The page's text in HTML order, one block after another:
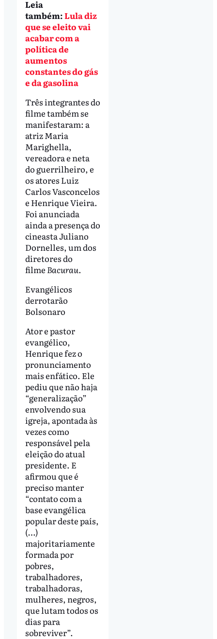
Leia
também:Lula diz
que se eleito vai
acabar com a
política de
aumentos
constantes do gás
e da gasolina
Três integrantes do
filme também se
manifestaram: a
atriz Maria
Marighella,
vereadora e neta
do guerrilheiro, e
os atores Luiz
Carlos Vasconcelos
e Henrique Vieira.
Foi anunciada
ainda a presença do
cineasta Juliano
Dornelles, um dos
diretores do
filme Bacurau.
Evangélicos
derrotarão
Bolsonaro
Ator e pastor
evangélico,
Henrique fez o
pronunciamento
mais enfático. Ele
pediu que não haja
“generalização”
envolvendo sua
igreja, apontada às
vezes como
responsável pela
eleição do atual
presidente. E
afirmou que é
preciso manter
“contato com a
base evangélica
popular deste país,
(…)
majoritariamente
formada por
pobres,
trabalhadores,
trabalhadoras,
mulheres, negros,
que lutam todos os
dias para
sobreviver”.